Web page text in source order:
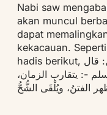
Nabi saw
akan muncul
dapat
kekacauan.
hadis berikut, عن أبي هريرةَ – رضي الله عنه – قال: قال
-: يتقارب الزمان،